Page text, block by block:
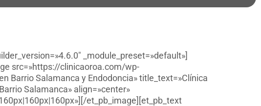
_module_preset=»default»]
src=»https://clinicaoroa.com/wp-
Barrio Salamanca y Endodoncia» title_text=»Clínica
Salamanca» align=»center»
et_pb_image][et_pb_text